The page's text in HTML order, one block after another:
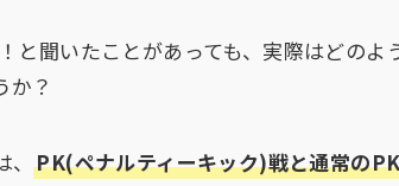
と聞いたことがあっても、実際はどの
か？
、PK(ペナルティーキック)戦と通常の